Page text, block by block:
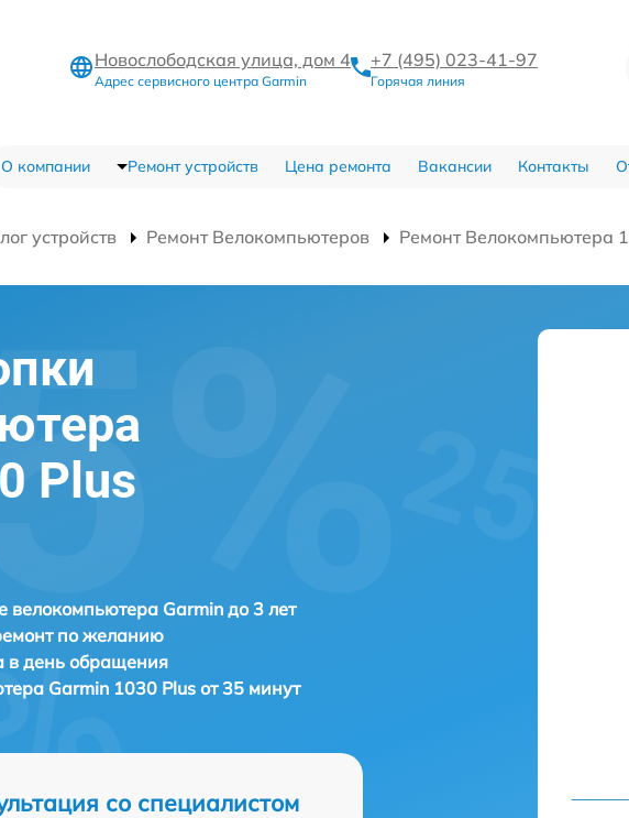
Новослободская улица, дом 4
Адрес сервисного центра Garmin
+7 (495) 023-41-97
Горячая линия
О компании Ремонт устройств Цена ремонта Вакансии Контакты
устройств Ремонт Велокомпьютеров Ремонт Велокомпьютера
Plus
велокомпьютера Garmin до 3 лет
по желанию
в день обращения
Garmin 1030 Plus от 35 минут
со специалистом